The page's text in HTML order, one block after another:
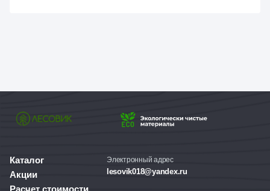
Каталог
Акции
Электронный адрес
lesovik018@yandex.ru